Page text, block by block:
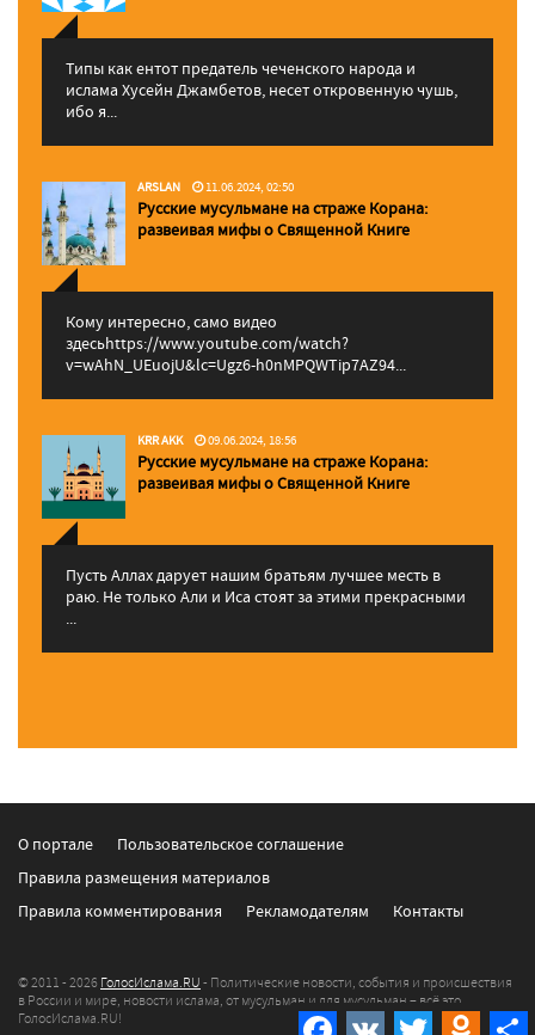
Типы как ентот предатель чеченского народа и
ислама Хусейн Джамбетов, несет откровенную чушь,
ибо я...
ARSLAN 11.06.2024, 02:50
Русские мусульмане на страже Корана:
pазвеивая мифы о Священной Книге
Кому интересно, само видео
здесьhttps://www.youtube.com/watch?
v=wAhN_UEuojU&lc=Ugz6-h0nMPQWTip7AZ94...
KRR AKK 09.06.2024, 18:56
Русские мусульмане на страже Корана:
pазвеивая мифы о Священной Книге
Пусть Аллах дарует нашим братьям лучшее месть в
раю. Не только Али и Иса стоят за этими прекрасными
...
Facebook
VK Twitter
О портале
Пользовательское соглашение
Правила размещения материалов
Правила комментирования
Рекламодателям Контакты
© 2011 - 2026 ГолосИслама.RU - Политические новости, события и происшествия
в России и мире, новости ислама, от мусульман и для мусульман – всё это
ГолосИслама.RU!